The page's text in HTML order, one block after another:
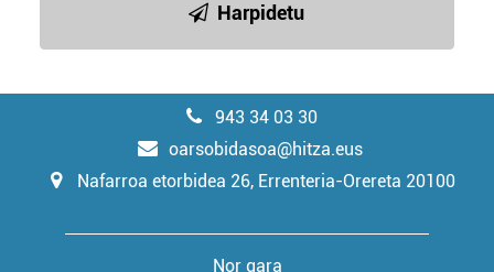
Harpidetu
943 34 03 30
oarsobidasoa@hitza.eus
Nafarroa etorbidea 26, Errenteria-Orereta 20100
Nor gara